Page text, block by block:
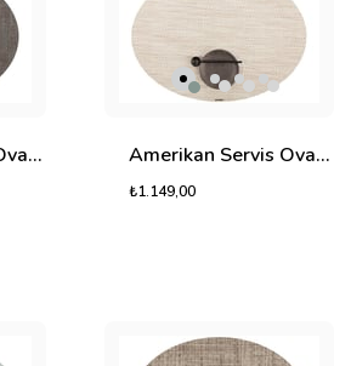
Amerikan Servis Oval Graph Amerikan Servis Oval Horizon
₺1.149,00